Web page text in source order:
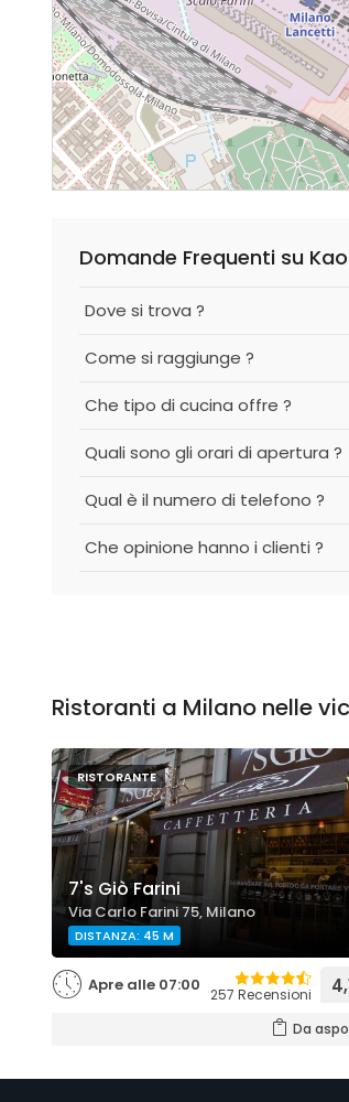
Domande Frequenti su
Dove si trova ?
Come si raggiunge ?
Che tipo di cucina offre ?
Quali sono gli orari di apertura ?
Qual è il numero di telefono ?
Che opinione hanno i clienti ?
Ristoranti a Milano nelle
RISTORANTE
7's Giò Farini
Via Carlo Farini 75, Milano
DISTANZA: 45 M
Apre alle 07:00 257 Recensioni
Da